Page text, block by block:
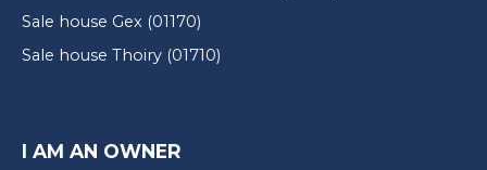
Sale house Gex (01170)
Sale house Thoiry (01710)
I AM AN OWNER